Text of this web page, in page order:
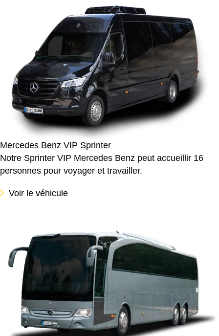
Mercedes Benz VIP Sprinter
Notre Sprinter VIP Mercedes Benz peut accueillir 16
personnes pour voyager et travailler.
Voir le véhicule